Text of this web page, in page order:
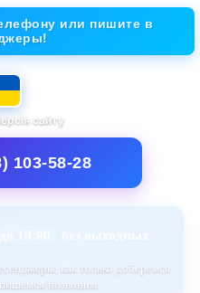
или пишите в
сайту
103-58-28
без выходных
как только доберемся
позвоним.